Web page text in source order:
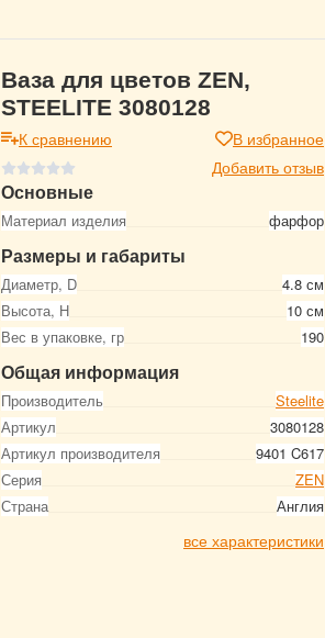
Ваза для цветов ZEN,
STEELITE 3080128
К сравнению
В избранное
Добавить отзыв
Основные
Материал изделия фарфор
Размеры и габариты
Диаметр, D
4.8 см
Высота, Н
10 см
Вес в упаковке, гр
190
Общая информация
Производитель
Steelite
Артикул
3080128
Артикул производителя
9401 C617
Серия
ZEN
Страна
Англия
все характеристики